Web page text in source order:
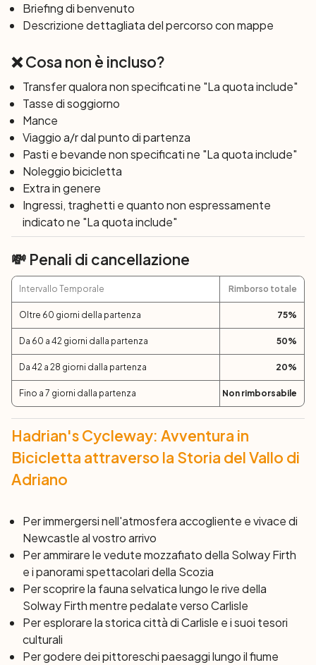
forte romano di Birdoswald e ai resti suggestivi del
castello di Thirwall. Attraversando il Pennine watershed,
perfetto per un tè e una fetta di torta prima di
Giorno 5: Twice Brewed - Corbridge (31 km)
Il giorno comincerà con una discesa energizzante verso
Vindolanda, un sito imperdibile per gli appassionati di
storia romana. Ammirerete 2000 antiche tavolette di
scrittura, una sorta di finestra sul passato dell'impero.
Un'ulteriore salita vi porterà a Crindledykes, il punto più
alto del percorso. Poi scenderete verso Fourstones e
oltrepasserete Hexham, dirigendovi infine verso
Giorno 6: Corbridge - Newburn (21 km)
Da Corbridge, vi attende una partenza più rilassata.
Dopo una salita iniziale, il percorso si trasformerà in una
dolce discesa verso Prudhoe. Attraverserete i
pittoreschi villaggi di Ovingham e Wylam, passando
accanto alla casa di Robert Stephenson. Pedalerete
lungo un'antica carrozzabile fino a Newburn, seguendo
le sponde del Tyne.
Giorno 7: Newburn - Tynemouth (29 km)
Con le salite ormai alle spalle, potrete godervi l'ultimo
giorno di ciclismo in totale relax. Continuando verso
Newcastle, conterete i ponti lungo il fiume Tyne, tra cui il
sarà l'occasione perfetta per una pausa ristoratrice.
Proseguirete poi verso il cuore dell'industria navale del
Tyne. Alla fine del vostro itinerario, celebrerete il viaggio
con un delizioso gelato a Tynemouth prima di essere
riportati a Newcastle.
Briefing di benvenuto
Descrizione dettagliata del percorso con mappe
❌ Cosa non è incluso?
Transfer qualora non specificati ne "La quota include"
Tasse di soggiorno
Mance
Viaggio a/r dal punto di partenza
Pasti e bevande non specificati ne "La quota include"
Noleggio bicicletta
Extra in genere
Ingressi, traghetti e quanto non espressamente
indicato ne "La quota include"
💸 Penali di cancellazione
Intervallo Temporale Rimborso totale
Oltre 60 giorni della partenza 75%
Da 60 a 42 giorni dalla partenza 50%
Da 42 a 28 giorni dalla partenza 20%
Fino a 7 giorni dalla partenza Non rimborsabile
Hadrian's Cycleway: Avventura in
Bicicletta attraverso la Storia del Vallo di
Adriano
Per immergersi nell'atmosfera accogliente e vivace di
Newcastle al vostro arrivo
Per ammirare le vedute mozzafiato della Solway Firth
e i panorami spettacolari della Scozia
Per scoprire la fauna selvatica lungo le rive della
Solway Firth mentre pedalate verso Carlisle
Per esplorare la storica città di Carlisle e i suoi tesori
culturali
Per godere dei pittoreschi paesaggi lungo il fiume